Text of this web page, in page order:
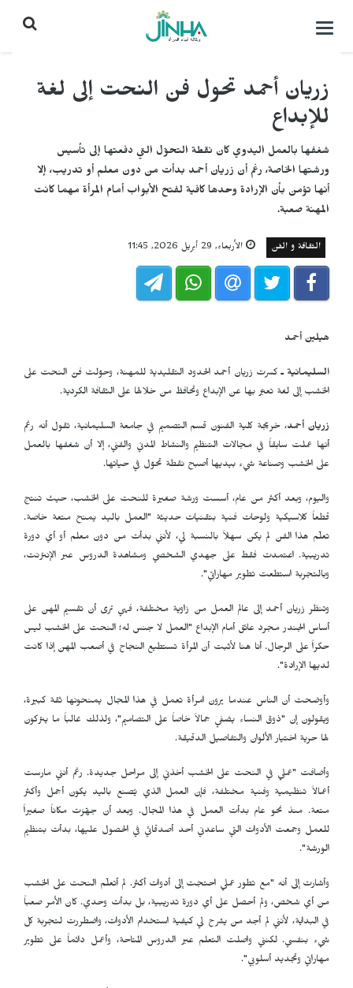
التحكم
زريان أحمد تحول فن النحت إلى لغة
للإبداع
شغفها بالعمل اليدوي كان نقطة التحوّل التي دفعتها إلى تأسيس
ورشتها الخاصة، رغم أن زريان أحمد بدأت من دون معلم أو تدريب، إلا
أنها تؤمن بأن الإرادة وحدها كافية لفتح الأبواب أمام المرأة مهما كانت
المهنة صعبة.
الثقافة و الفن الأربعاء, 29 أبريل 2026, 11:45
هيلين أحمد
السليمانية ـ كسرت زريان أحمد الحدود التقليدية للمهنة، وحوّلت فنّ النحت على
الخشب إلى لغة تعبّر بها عن الإبداع وتحافظ من خلالها على الثقافة الكردية.
زريان أحمد، خريجة كلية الفنون قسم التصميم في جامعة السليمانية، تقول أنه رغم
أنها عملت سابقاً في مجالات التنظيم والنشاط المدني والفني، إلا أن شغفها بالعمل
على الخشب وصناعة شيء بيديها أصبح نقطة تحوّل في حياتها.
واليوم، وبعد أكثر من عام، أسست ورشة صغيرة للنحت على الخشب، حيث تنتج
قطعاً كلاسيكية ولوحات فنية بتقنيات حديثة "العمل باليد يمنح متعة خاصة.
تعلّم هذا الفن لم يكن سهلاً بالنسبة لي، لأنني بدأت من دون معلم أو أي دورة
تدريبية. اعتمدت فقط على جهدي الشخصي ومشاهدة الدروس عبر الإنترنت،
وبالتجربة استطعت تطوير مهاراتي".
وتنظر زريان أحمد إلى عالم العمل من زاوية مختلفة، فهي ترى أن تقسيم المهن على
أساس الجندر مجرد عائق أمام الإبداع "العمل لا جنس له؛ النحت على الخشب ليس
حكراً على الرجال. أنا هنا لأثبت أن المرأة تستطيع النجاح في أصعب المهن إذا كانت
لديها الإرادة".
وأوضحت أن الناس عندما يرون امرأة تعمل في هذا المجال يمنحونها ثقة كبيرة،
ويقولون إن "ذوق النساء يضفي جمالاً خاصاً على التصاميم"، ولذلك غالباً ما يتركون
لها حرية اختيار الألوان والتفاصيل الدقيقة.
وأضافت "عملي في النحت على الخشب أخذني إلى مراحل جديدة. رغم أنني مارست
أعمالاً تنظيمية وفنية مختلفة، فإن العمل الذي يُصنع باليد يكون أجمل وأكثر
متعة. منذ نحو عام بدأت العمل في هذا المجال. وبعد أن جهّزت مكاناً صغيراً
للعمل وجمعت الأدوات التي ساعدني أحد أصدقائي في الحصول عليها، بدأت بتنظيم
الورشة".
وأشارت إلى أنه "مع تطور عملي احتجت إلى أدوات أكثر. لم أتعلّم النحت على الخشب
من أي شخص، ولم أحصل على أي دورة تدريبية، بل بدأت وحدي. كان الأمر صعباً
في البداية، لأنني لم أجد من يشرح لي كيفية استخدام الأدوات، واضطررت لتجربة كل
شيء بنفسي. لكنني واصلت التعلم عبر الدروس المتاحة، وأعمل دائماً على تطوير
مهاراتي وتجديد أسلوبي".